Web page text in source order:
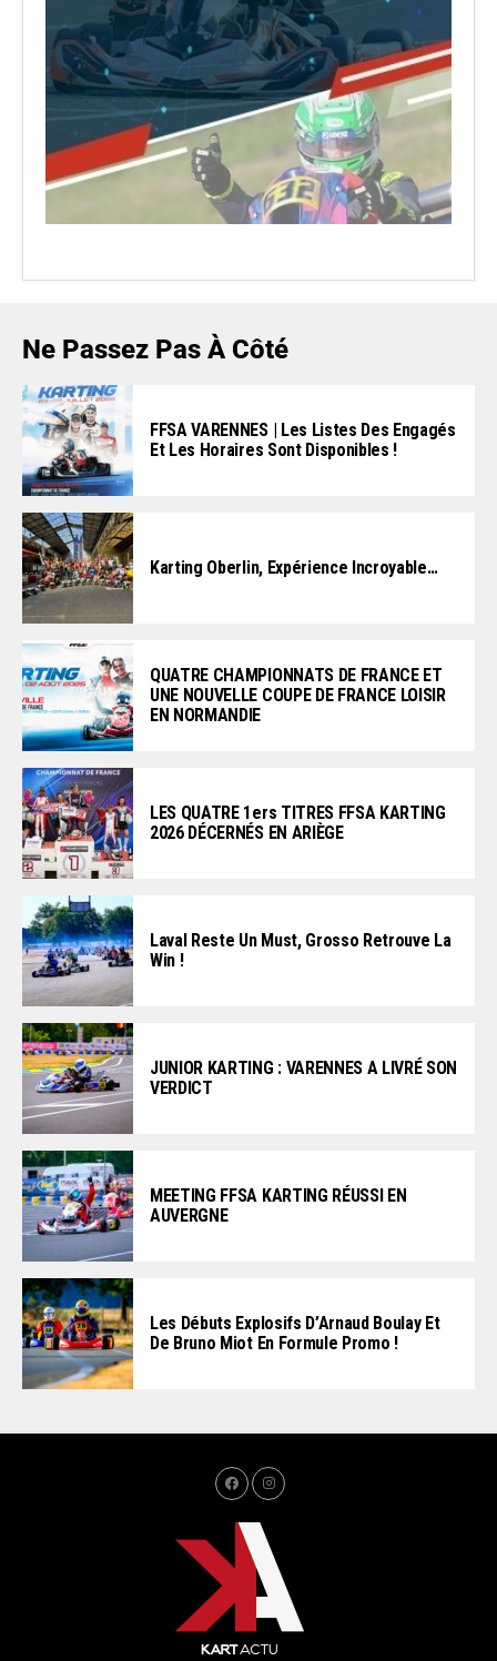
Ne Passez Pas À Côté
FFSA VARENNES | Les Listes Des Engagés
Et Les Horaires Sont Disponibles !
Karting Oberlin, Expérience Incroyable…
QUATRE CHAMPIONNATS DE FRANCE ET
UNE NOUVELLE COUPE DE FRANCE LOISIR
EN NORMANDIE
LES QUATRE 1ers TITRES FFSA KARTING
2026 DÉCERNÉS EN ARIÈGE
Laval Reste Un Must, Grosso Retrouve La
Win !
JUNIOR KARTING : VARENNES A LIVRÉ SON
VERDICT
MEETING FFSA KARTING RÉUSSI EN
AUVERGNE
Les Débuts Explosifs D’Arnaud Boulay Et
De Bruno Miot En Formule Promo !